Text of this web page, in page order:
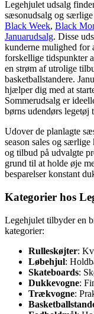
Legehjulet udsalg
sæsonudsalg og
Black Week, Black
Januarudsalg. Disse
kunderne mulighed for
forskellige tidspunkter
en strøm af utrolige
basketballstandere.
hjælper dig med at
Sommerudsalg er
børns udendørs legetøj
Udover de planlagte
season sales og
og tilbud på udvalgte
grund til at holde øje
besparelser konstant
Kategorier hos
Legehjulet tilbyder en
kategorier:
Rulleskøjter:
Løbehjul:
Skateboards:
Dukkevogne:
Trækvogne: